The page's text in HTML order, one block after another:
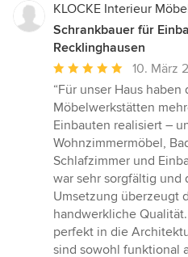
KLOCKE Interieur
Schrankbauer für
Recklinghausen
Durchschnittliche
Bewertung:
5
von
5
Sternen
10. März
“Für unser Haus haben
Möbelwerkstätten
Einbauten realisiert –
Wohnzimmermöbel,
Schlafzimmer und
war sehr sorgfältig und
Umsetzung überzeugt
handwerkliche
perfekt in die
sind sowohl funktional